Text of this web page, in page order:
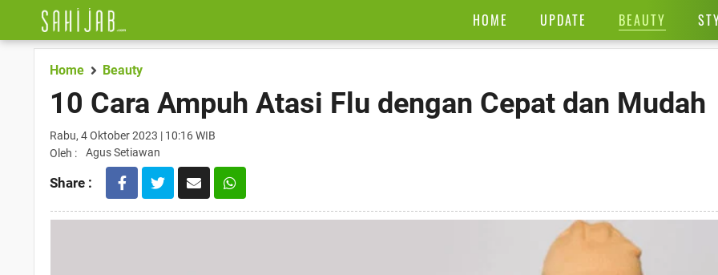
HOME UPDATE BEAUTY
Home Beauty
10 Cara Ampuh Atasi Flu dengan Cepat dan Mudah
Rabu, 4 Oktober 2023 | 10:16 WIB
Oleh :
Agus Setiawan
Share :